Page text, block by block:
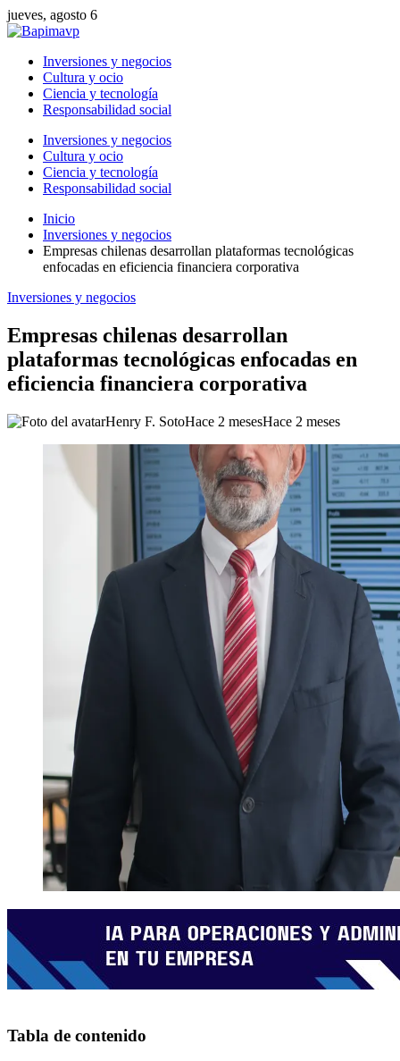
jueves, agosto 6
Inversiones y negocios
Cultura y ocio
Ciencia y tecnología
Responsabilidad social
Inversiones y negocios
Cultura y ocio
Ciencia y tecnología
Responsabilidad social
Inicio
Inversiones y negocios
Empresas chilenas desarrollan plataformas tecnológicas
enfocadas en eficiencia financiera corporativa
Inversiones y negocios
Empresas chilenas desarrollan
plataformas tecnológicas enfocadas en
eficiencia financiera corporativa
Henry F. SotoHace 2 mesesHace 2 meses
Tabla de contenido